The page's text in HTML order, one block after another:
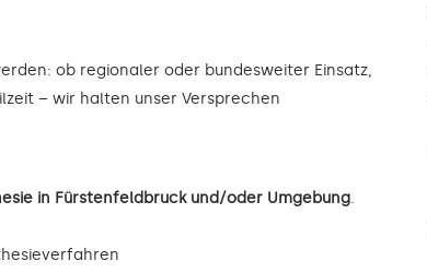
ob regionaler oder bundesweiter Einsatz,
– wir halten unser Versprechen
in Fürstenfeldbruck und/oder Umgebung.